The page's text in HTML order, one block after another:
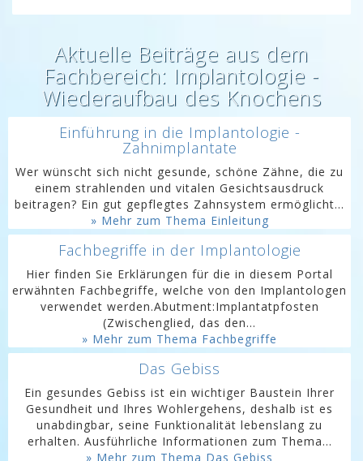
Aktuelle Beiträge aus dem
Fachbereich: Implantologie -
Wiederaufbau des Knochens
Einführung in die Implantologie -
Zahnimplantate
Wer wünscht sich nicht gesunde, schöne Zähne, die zu
einem strahlenden und vitalen Gesichtsausdruck
beitragen? Ein gut gepflegtes Zahnsystem ermöglicht...
» Mehr zum Thema Einleitung
Fachbegriffe in der Implantologie
Hier finden Sie Erklärungen für die in diesem Portal
erwähnten Fachbegriffe, welche von den Implantologen
verwendet werden.Abutment:Implantatpfosten
(Zwischenglied, das den...
» Mehr zum Thema Fachbegriffe
Das Gebiss
Ein gesundes Gebiss ist ein wichtiger Baustein Ihrer
Gesundheit und Ihres Wohlergehens, deshalb ist es
unabdingbar, seine Funktionalität lebenslang zu
erhalten. Ausführliche Informationen zum Thema...
» Mehr zum Thema Das Gebiss